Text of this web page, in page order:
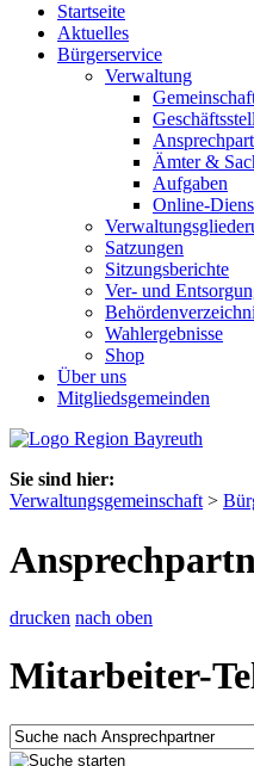
Startseite
Aktuelles
Bürgerservice
Verwaltung
Ämter &
Aufgaben
Online-
Satzungen
Sitzungsberichte
Ver- und
Wahlergebnisse
Shop
Über uns
Mitgliedsgemeinden
Sie sind hier:
Verwaltungsgemeinschaft >
drucken nach oben
Mitarbeiter-